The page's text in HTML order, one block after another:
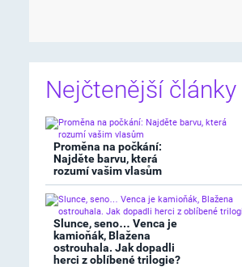
Nejčtenější články
Proměna na počkání:
Najděte barvu, která
rozumí vašim vlasům
Slunce, seno… Venca je
kamioňák, Blažena
ostrouhala. Jak dopadli
herci z oblíbené trilogie?